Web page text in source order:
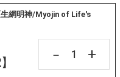
生網明神/Myojin of Life's
－ +